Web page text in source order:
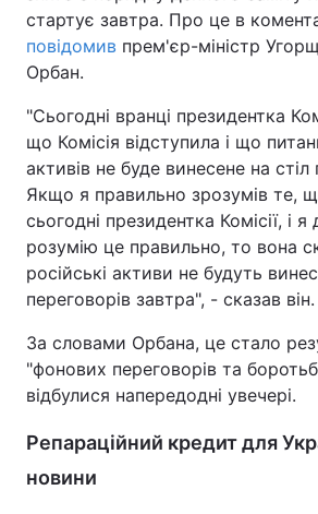
стартує завтра. Про це в
повідомив прем'єр-міністр
Орбан.
"Сьогодні вранці президентка
що Комісія відступила і що
активів не буде винесене на стіл
Якщо я правильно зрозумів те,
сьогодні президентка Комісії, і
розумію це правильно, то вона
російські активи не будуть
переговорів завтра", - сказав він.
За словами Орбана, це стало
"фонових переговорів та
відбулися напередодні увечері.
Репараційний кредит для
новини